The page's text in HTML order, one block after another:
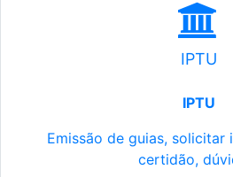
IPTU
IPTU
Emissão de guias, solicitar
certidão,